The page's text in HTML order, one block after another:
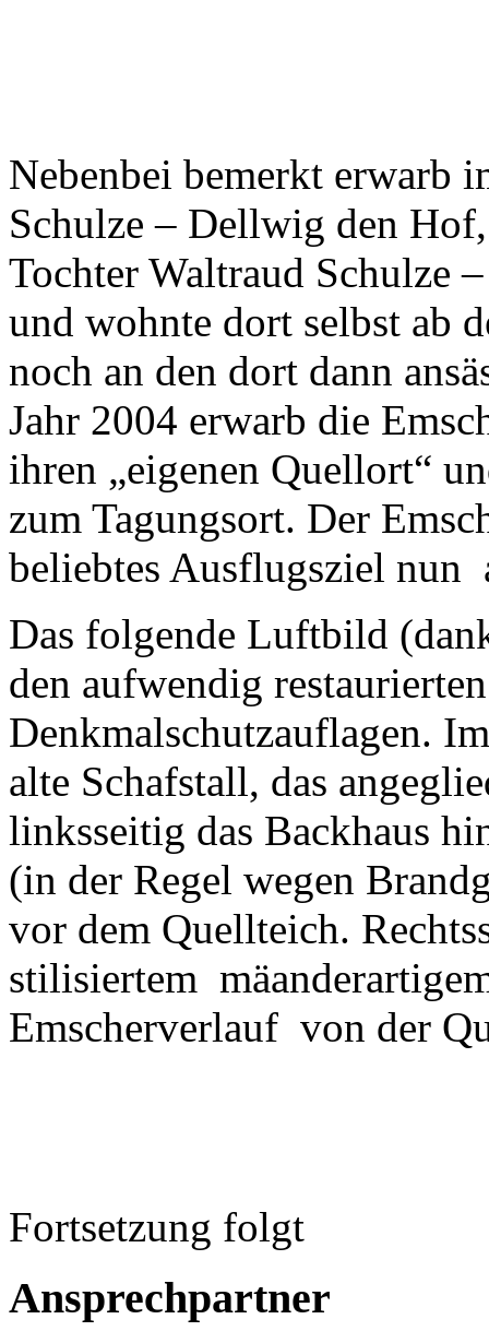
Nebenbei bemerkt erwarb
Schulze – Dellwig den
Tochter Waltraud Schulze
und wohnte dort selbst ab
noch an den dort dann
Jahr 2004 erwarb die
ihren „eigenen Quellort“
zum Tagungsort. Der
beliebtes Ausflugsziel nun
Das folgende Luftbild
den aufwendig
Denkmalschutzauflagen.
alte Schafstall, das
linksseitig das Backhaus
(in der Regel wegen
vor dem Quellteich.
stilisiertem
Emscherverlauf von der
Fortsetzung folgt
Ansprechpartner